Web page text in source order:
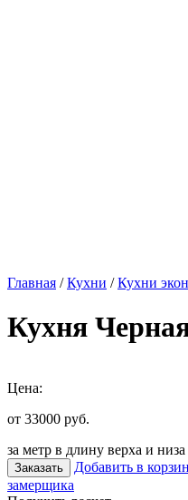
Главная /Кухни /Кухни
Кухня
Цена:
от 33000 руб.
за метр в длину верха и низа
Заказать Добавить в
замерщика